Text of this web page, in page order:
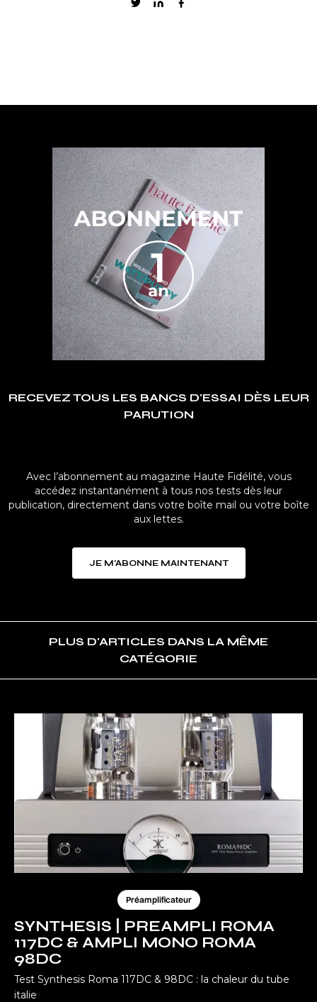
RECEVEZ TOUS LES BANCS D'ESSAI DÈS LEUR
PARUTION
Avec l’abonnement au magazine Haute Fidélité, vous
accédez instantanément à tous nos tests dès leur
publication, directement dans votre boîte mail ou votre boîte
aux lettes.
JE M’ABONNE MAINTENANT
PLUS D'ARTICLES DANS LA MÊME
CATÉGORIE
Préamplificateur
SYNTHESIS | PREAMPLI ROMA
117DC & AMPLI MONO ROMA
98DC
Test Synthesis Roma 117DC & 98DC : la chaleur du tube
italie